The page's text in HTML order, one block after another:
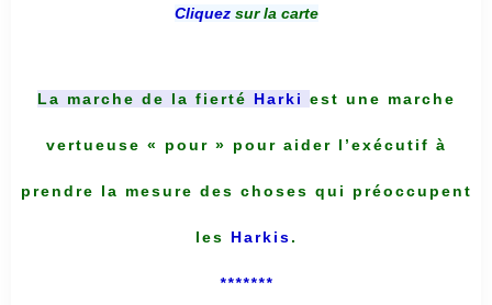
Cliquez sur la carte
La marche de la fierté Harki est une marche
vertueuse « pour » pour aider l’exécutif à
prendre la mesure des choses qui préoccupent
les Harkis.
*******